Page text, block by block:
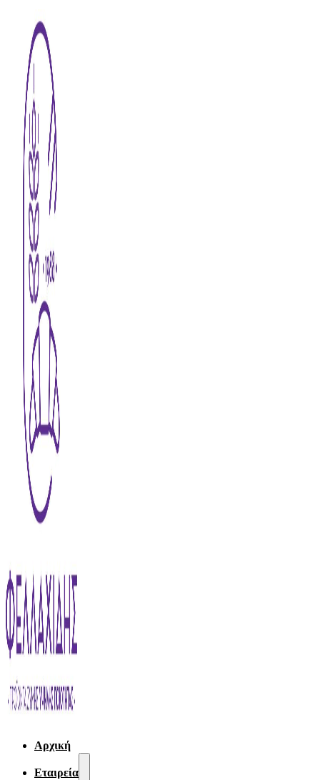
Αρχική
Εταιρεία